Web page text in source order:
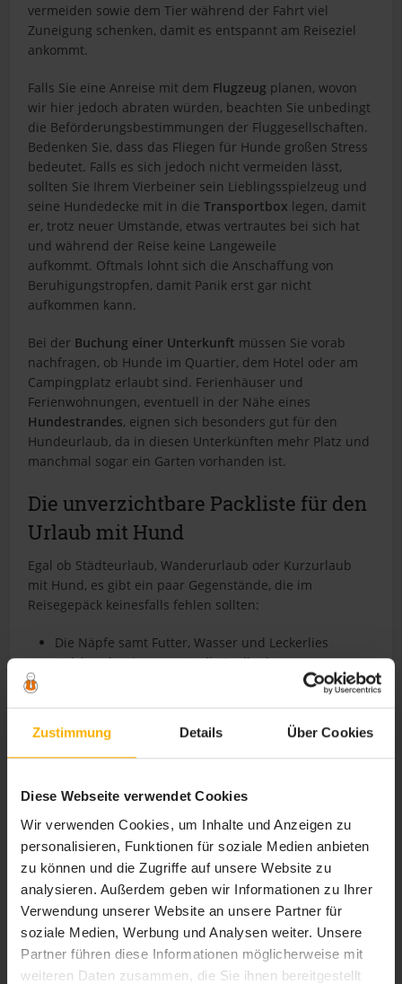
Zustimmung Details Über Cookies
Diese Webseite verwendet Cookies
Wir verwenden Cookies, um Inhalte und Anzeigen zu
personalisieren, Funktionen für soziale Medien anbieten
zu können und die Zugriffe auf unsere Website zu
analysieren. Außerdem geben wir Informationen zu Ihrer
Verwendung unserer Website an unsere Partner für
soziale Medien, Werbung und Analysen weiter. Unsere
Partner führen diese Informationen möglicherweise mit
weiteren Daten zusammen, die Sie ihnen bereitgestellt
vermeiden sowie dem Tier während der Fahrt viel
Zuneigung schenken, damit es entspannt am Reiseziel
ankommt.
Falls Sie eine Anreise mit dem Flugzeug planen, wovon
wir hier jedoch abraten würden, beachten Sie unbedingt
die Beförderungsbestimmungen der Fluggesellschaften.
Bedenken Sie, dass das Fliegen für Hunde großen Stress
bedeutet. Falls es sich jedoch nicht vermeiden lässt,
sollten Sie Ihrem Vierbeiner sein Lieblingsspielzeug und
seine Hundedecke mit in dieTransportbox legen, damit
er, trotz neuer Umstände, etwas vertrautes bei sich hat
und während der Reise keine Langeweile
aufkommt. Oftmals lohnt sich die Anschaffung von
Beruhigungstropfen, damit Panik erst gar nicht
aufkommen kann.
Bei der Buchung einer Unterkunft müssen Sie vorab
nachfragen, ob Hunde im Quartier, dem Hotel oder am
Campingplatz erlaubt sind. Ferienhäuser und
Ferienwohnungen, eventuell in der Nähe eines
Hundestrandes, eignen sich besonders gut für den
Hundeurlaub, da in diesen Unterkünften mehr Platz und
manchmal sogar ein Garten vorhanden ist.
Die unverzichtbare Packliste für den
Urlaub mit Hund
Egal ob Städteurlaub, Wanderurlaub oder Kurzurlaub
mit Hund, es gibt ein paar Gegenstände, die im
Reisegepäck keinesfalls fehlen sollten:
Die Näpfe samt Futter, Wasser und Leckerlies
Halsband, Leine, eventuell Maulkorb
ein Spielzeug und die nach Ihrem Hund riechende
Tüten für die Hinterlassenschaften.
gegebenenfalls Medikamente oder Zeckenschutz
dabei sein
Bei Auslandsreisen müssen Sie vorher
gegebenenfalls den Impfschutz erneuern
Versicherungsnummer
Adressschild mit Ihren Kontaktdaten, welches das
Tier immer bei sich trägt
Nordsee mit Hund: Natur und Strand